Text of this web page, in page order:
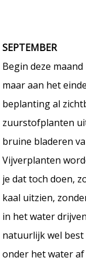
SEPTEMBER
Begin deze
maar aan het
beplanting al
zuurstofplanten
bruine bladeren
Vijverplanten
je dat toch doen,
kaal uitzien,
in het water
natuurlijk wel
onder het water af